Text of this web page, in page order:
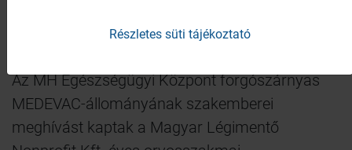
Az MH Egészségügyi Központ forgószárnyas
MEDEVAC-állományának szakemberei
meghívást kaptak a Magyar Légimentő
Részletes süti tájékoztató